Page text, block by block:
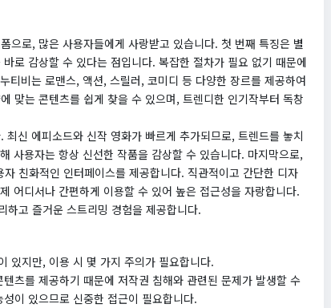
으로, 많은 사용자들에게 사랑받고 있습니다. 첫 번째 특징은 별
로 감상할 수 있다는 점입니다. 복잡한 절차가 필요 없기 때문에
티비는 로맨스, 액션, 스릴러, 코미디 등 다양한 장르를 제공하여
맞는 콘텐츠를 쉽게 찾을 수 있으며, 트렌디한 인기작부터 독창
신 에피소드와 신작 영화가 빠르게 추가되므로, 트렌드를 놓치
사용자는 항상 신선한 작품을 감상할 수 있습니다. 마지막으로,
친화적인 인터페이스를 제공합니다. 직관적이고 간단한 디자
어디서나 간편하게 이용할 수 있어 높은 접근성을 자랑합니다.
하고 즐거운 스트리밍 경험을 제공합니다.
있지만, 이용 시 몇 가지 주의가 필요합니다.
츠를 제공하기 때문에 저작권 침해와 관련된 문제가 발생할 수
이 있으므로 신중한 접근이 필요합니다.